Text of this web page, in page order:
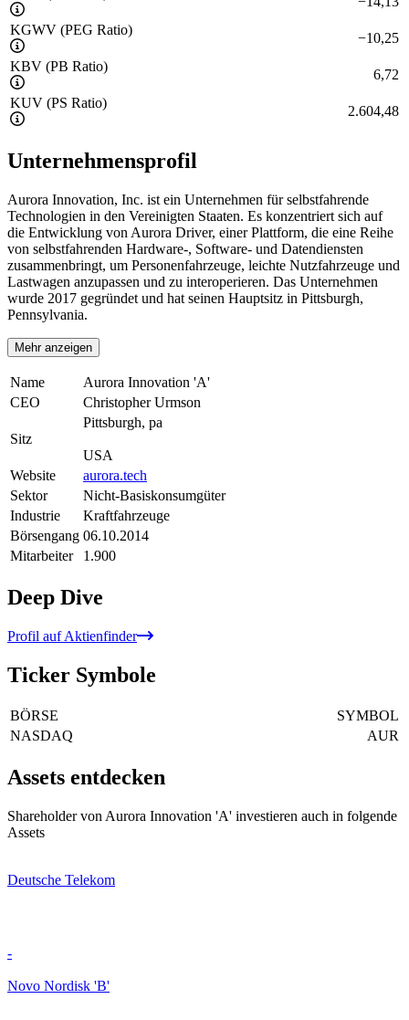
KGWV (PEG Ratio)
−10,25
KBV (PB Ratio)
6,72
KUV (PS Ratio)
2.604,48
Unternehmensprofil
Aurora Innovation, Inc. ist ein Unternehmen für selbstfahrende
Technologien in den Vereinigten Staaten. Es konzentriert sich auf
die Entwicklung von Aurora Driver, einer Plattform, die eine Reihe
von selbstfahrenden Hardware-, Software- und Datendiensten
zusammenbringt, um Personenfahrzeuge, leichte Nutzfahrzeuge und
Lastwagen anzupassen und zu interoperieren. Das Unternehmen
wurde 2017 gegründet und hat seinen Hauptsitz in Pittsburgh,
Pennsylvania.
Mehr anzeigen
Name
Aurora Innovation 'A'
CEO
Christopher Urmson
Sitz
Pittsburgh, pa
USA
Website
aurora.tech
Sektor
Nicht-Basiskonsumgüter
Industrie
Kraftfahrzeuge
Börsengang 06.10.2014
Mitarbeiter
1.900
Deep Dive
Profil auf Aktienfinder
Ticker Symbole
BÖRSE
SYMBOL
NASDAQ
AUR
Assets entdecken
Shareholder von Aurora Innovation 'A' investieren auch in folgende
Assets
Deutsche Telekom
-
Novo Nordisk 'B'